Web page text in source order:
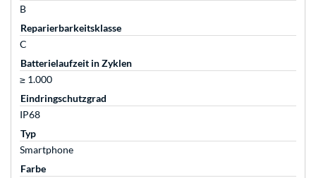
B
Reparierbarkeitsklasse
C
Batterielaufzeit in Zyklen
≥ 1.000
Eindringschutzgrad
IP68
Typ
Smartphone
Farbe